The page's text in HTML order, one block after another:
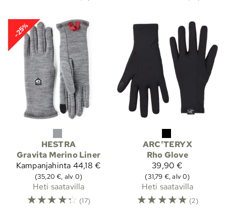
-25%
HESTRA
Gravita Merino Liner
Kampanjahinta 44,18 €
(35,20 €, alv 0)
Heti saatavilla
☆☆☆☆☆ (17)
ARC'TERYX
Rho Glove
39,90 €
(31,79 €, alv 0)
Heti saatavilla
☆☆☆☆☆ (2)